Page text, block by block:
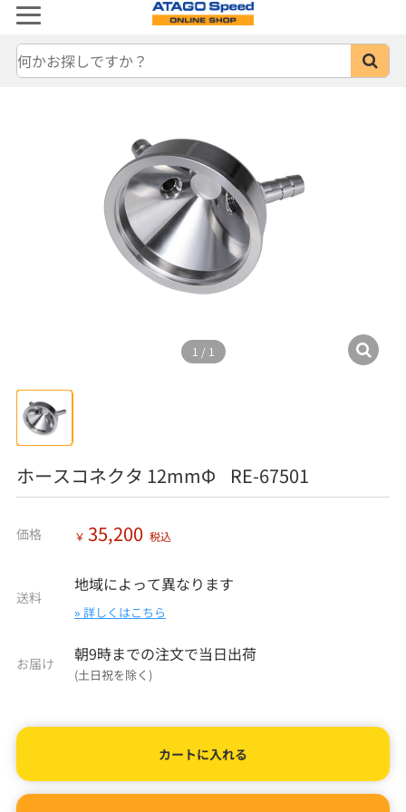
1 / 1
ホースコネクタ 12mmΦ RE-67501
価格 ￥ 35,200 税込
送料
地域によって異なります
» 詳しくはこちら
お届け 朝9時までの注文で当日出荷
(土日祝を除く)
カートに入れる